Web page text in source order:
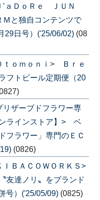
’ａＤｏＲｅ ＪＵＮ
と独自コンテンツで
29日号）('25/06/02) (08
ｔｏｍｏｎｉ> Ｂｒｅ
フトビール定期便（20
ザーブドフラワー専
ラインストア】> ベ
フラワー」専門のＥＣ
(0826)
ＢＡＣＯＷＯＲＫＳ>
友達ノリ〟をブランド
号）('25/05/09) (0825)